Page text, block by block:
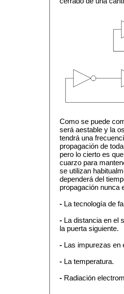
Como se puede
será aestable y la
tendrá una
propagación de
pero lo cierto es
cuarzo para
se utilizan
dependerá del
propagación nunca
- La tecnología de
- La distancia en el
la puerta siguiente.
- Las impurezas en
- La temperatura.
- Radiación